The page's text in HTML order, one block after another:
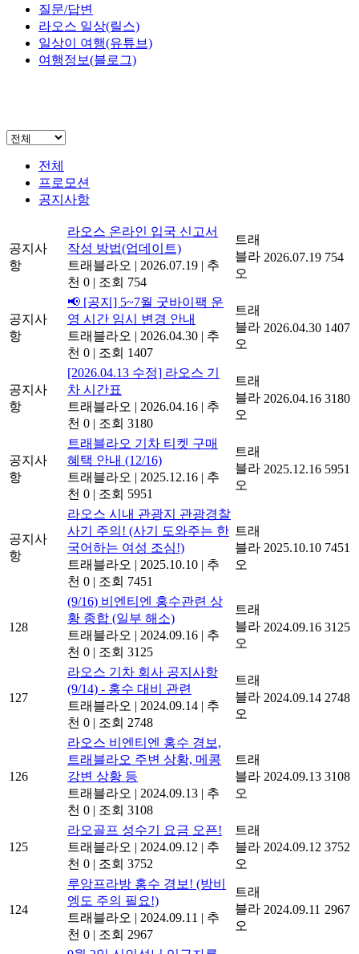
질문/답변
라오스 일상(릴스)
일상이 여행(유튜브)
여행정보(블로그)
전체
프로모션
공지사항
공지사
항
라오스 온라인 입국 신고서
작성 방법(업데이트)
트래블라오 | 2026.07.19 | 추
천 0 | 조회 754
트래
블라
오
2026.07.19 754
공지사
항
📢 [공지] 5~7월 굿바이팩 운
영 시간 임시 변경 안내
트래블라오 | 2026.04.30 | 추
천 0 | 조회 1407
트래
블라
오
2026.04.30 1407
공지사
항
[2026.04.13 수정] 라오스 기
차 시간표
트래블라오 | 2026.04.16 | 추
천 0 | 조회 3180
트래
블라
오
2026.04.16 3180
공지사
항
트래블라오 기차 티켓 구매
혜택 안내 (12/16)
트래블라오 | 2025.12.16 | 추
천 0 | 조회 5951
트래
블라
오
2025.12.16 5951
공지사
항
라오스 시내 관광지 관광경찰
사기 주의! (사기 도와주는 한
국어하는 여성 조심!)
트래블라오 | 2025.10.10 | 추
천 0 | 조회 7451
트래
블라
오
2025.10.10 7451
128
(9/16) 비엔티엔 홍수관련 상
황 종합 (일부 해소)
트래블라오 | 2024.09.16 | 추
천 0 | 조회 3125
트래
블라
오
2024.09.16 3125
127
라오스 기차 회사 공지사항
(9/14) - 홍수 대비 관련
트래블라오 | 2024.09.14 | 추
천 0 | 조회 2748
트래
블라
오
2024.09.14 2748
126
라오스 비엔티엔 홍수 경보,
트래블라오 주변 상황, 메콩
강변 상황 등
트래블라오 | 2024.09.13 | 추
천 0 | 조회 3108
트래
블라
오
2024.09.13 3108
125
라오골프 성수기 요금 오픈!
트래블라오 | 2024.09.12 | 추
천 0 | 조회 3752
트래
블라
오
2024.09.12 3752
124
루앙프라방 홍수 경보! (방비
엥도 주의 필요!)
트래블라오 | 2024.09.11 | 추
천 0 | 조회 2967
트래
블라
오
2024.09.11 2967